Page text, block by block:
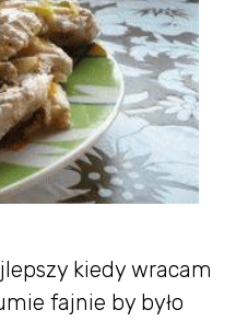
kiedy wracam
fajnie by było